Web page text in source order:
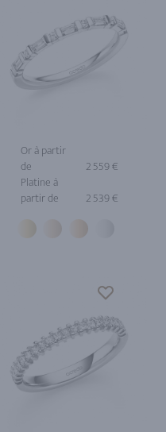
Or à partir
de
2 559 €
Platine à
partir de
2 539 €